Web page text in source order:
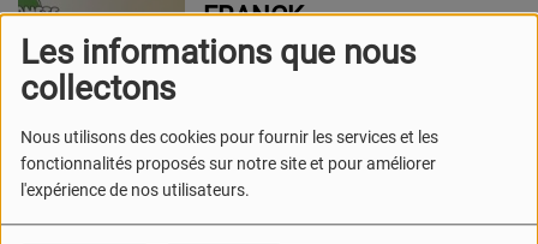
Les informations que nous
collectons
Nous utilisons des cookies pour fournir les services et les
fonctionnalités proposés sur notre site et pour améliorer
l'expérience de nos utilisateurs.
FRANCK